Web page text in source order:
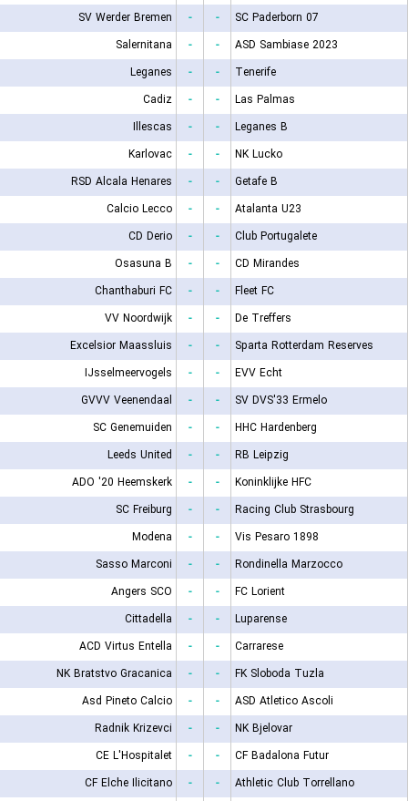
SV Werder Bremen
- -
SC Paderborn 07
Salernitana
- -
ASD Sambiase 2023
Leganes
- -
Tenerife
Cadiz
- -
Las Palmas
Illescas
- -
Leganes B
Karlovac
- -
NK Lucko
RSD Alcala Henares
- -
Getafe B
Calcio Lecco
- -
Atalanta U23
CD Derio
- -
Club Portugalete
Osasuna B
- -
CD Mirandes
Chanthaburi FC
- -
Fleet FC
VV Noordwijk
- -
De Treffers
Excelsior Maassluis
- -
Sparta Rotterdam Reserves
IJsselmeervogels
- -
EVV Echt
GVVV Veenendaal
- -
SV DVS'33 Ermelo
SC Genemuiden
- -
HHC Hardenberg
Leeds United
- -
RB Leipzig
ADO '20 Heemskerk
- -
Koninklijke HFC
SC Freiburg
- -
Racing Club Strasbourg
Modena
- -
Vis Pesaro 1898
Sasso Marconi
- -
Rondinella Marzocco
Angers SCO
- -
FC Lorient
Cittadella
- -
Luparense
ACD Virtus Entella
- -
Carrarese
NK Bratstvo Gracanica
- -
FK Sloboda Tuzla
Asd Pineto Calcio
- -
ASD Atletico Ascoli
Radnik Krizevci
- -
NK Bjelovar
CE L'Hospitalet
- -
CF Badalona Futur
CF Elche Ilicitano
- -
Athletic Club Torrellano